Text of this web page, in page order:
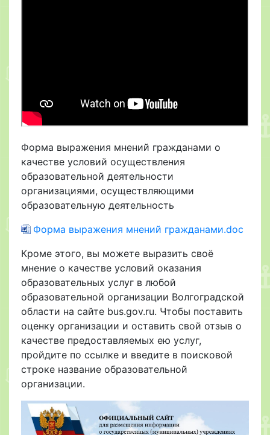
Форма выражения мнений гражданами о
качестве условий осуществления
образовательной деятельности
организациями, осуществляющими
образовательную деятельность
Форма выражения мнений гражданами.doc
Кроме этого, вы можете выразить своё
мнение о качестве условий оказания
образовательных услуг в любой
образовательной организации Волгоградской
области на сайте bus.gov.ru. Чтобы поставить
оценку организации и оставить свой отзыв о
качестве предоставляемых ею услуг,
пройдите по ссылке и введите в поисковой
строке название образовательной
организации.